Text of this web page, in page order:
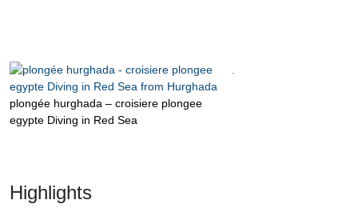
plongée hurghada – croisiere plongee
egypte Diving in Red Sea
Highlights